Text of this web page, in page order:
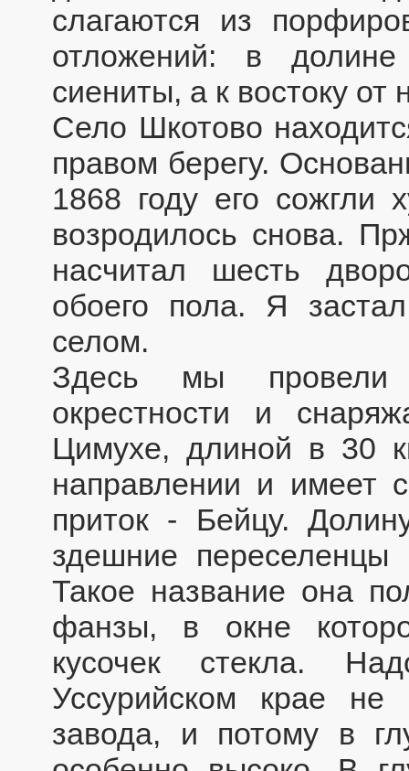
слагаются из
отложений: в
сиениты, а к востоку от
Село Шкотово
правом берегу.
1868 году его сожгли
возродилось снова.
насчитал шесть
обоего пола. Я
селом.
Здесь мы провели
окрестности и
Цимухе, длиной в 30
направлении и имеет
приток - Бейцу.
здешние
Такое название она
фанзы, в окне
кусочек стекла.
Уссурийском крае не
завода, и потому в